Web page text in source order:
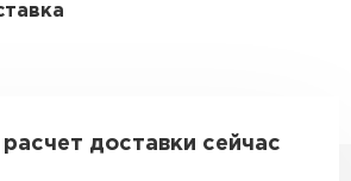
доставки сейчас